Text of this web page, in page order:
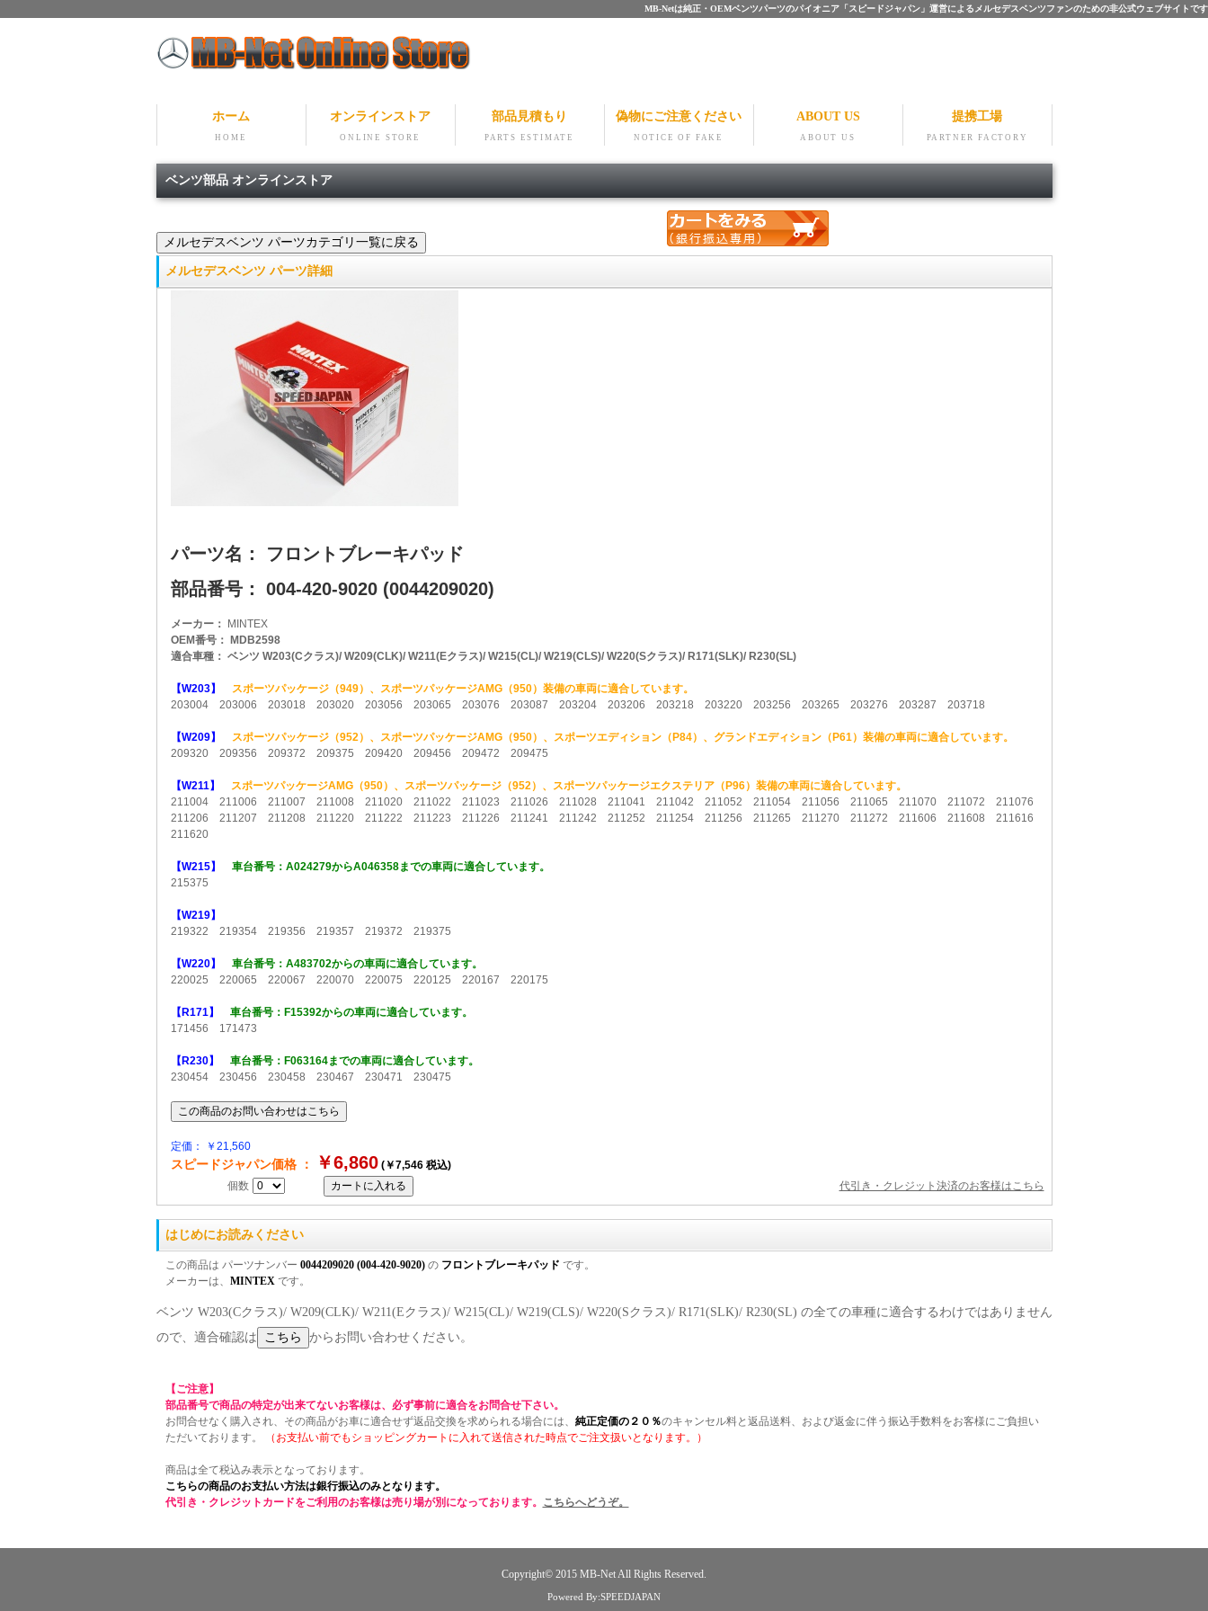
MB-Netは純正・OEMベンツパーツのパイオニア「スピードジャパン」運営によるメルセデスベンツファンのための非公式ウェブサイトです
ホーム
HOME
オンラインストア
ONLINE STORE
部品見積もり
PARTS ESTIMATE
偽物にご注意ください
NOTICE OF FAKE
ABOUT US
ABOUT US
提携工場
PARTNER FACTORY
ベンツ部品 オンラインストア
メルセデスベンツ パーツ詳細
パーツ名： フロントブレーキパッド
部品番号： 004-420-9020 (0044209020)
メーカー：
MINTEX
OEM番号： MDB2598
適合車種： ベンツ W203(Cクラス)/ W209(CLK)/ W211(Eクラス)/ W215(CL)/ W219(CLS)/ W220(Sクラス)/ R171(SLK)/ R230(SL)
【W203】
スポーツパッケージ（949）、スポーツパッケージAMG（950）装備の車両に適合しています。
203004 203006 203018 203020 203056 203065 203076 203087 203204 203206 203218 203220 203256 203265 203276 203287 203718
【W209】
スポーツパッケージ（952）、スポーツパッケージAMG（950）、スポーツエディション（P84）、グランドエディション（P61）装備の車両に適合しています。
209320 209356 209372 209375 209420 209456 209472 209475
【W211】
スポーツパッケージAMG（950）、スポーツパッケージ（952）、スポーツパッケージエクステリア（P96）装備の車両に適合しています。
211004 211006 211007 211008 211020 211022 211023 211026 211028 211041 211042 211052 211054 211056 211065 211070 211072 211076
211206 211207 211208 211220 211222 211223 211226 211241 211242 211252 211254 211256 211265 211270 211272 211606 211608 211616
211620
【W215】
車台番号：A024279からA046358までの車両に適合しています。
215375
【W219】
219322 219354 219356 219357 219372 219375
【W220】
車台番号：A483702からの車両に適合しています。
220025 220065 220067 220070 220075 220125 220167 220175
【R171】
車台番号：F15392からの車両に適合しています。
171456 171473
【R230】
車台番号：F063164までの車両に適合しています。
230454 230456 230458 230467 230471 230475
定価： ￥21,560
スピードジャパン価格 ： ￥6,860(￥7,546 税込)
個数
代引き・クレジット決済のお客様はこちら
はじめにお読みください
この商品は パーツナンバー 0044209020 (004-420-9020)の フロントブレーキパッド です。
メーカーは、 MINTEXです。
ベンツ W203(Cクラス)/ W209(CLK)/ W211(Eクラス)/ W215(CL)/ W219(CLS)/ W220(Sクラス)/ R171(SLK)/ R230(SL) の全ての車種に適合するわけではありません
ので、適合確認は
からお問い合わせください。
【ご注意】
部品番号で商品の特定が出来てないお客様は、必ず事前に適合をお問合せ下さい。
お問合せなく購入され、その商品がお車に適合せず返品交換を求められる場合には、 純正定価の２０％のキャンセル料と返品送料、および返金に伴う振込手数料をお客様にご負担い
ただいております。
（お支払い前でもショッピングカートに入れて送信された時点でご注文扱いとなります。）
商品は全て税込み表示となっております。
こちらの商品のお支払い方法は銀行振込のみとなります。
代引き・クレジットカードをご利用のお客様は売り場が別になっております。 こちらへどうぞ。
Copyright© 2015 MB-NetAll Rights Reserved.
Powered By:SPEEDJAPAN